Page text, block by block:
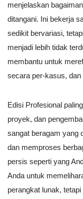
menjelaskan
ditangani. Ini bekerja
sedikit bervariasi,
menjadi lebih tidak
membantu untuk
secara per-kasus,
Edisi Profesional
proyek, dan
sangat beragam yang
dan memproses
persis seperti yang
Anda untuk
perangkat lunak,